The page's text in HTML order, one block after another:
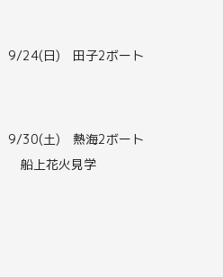
9/24(日) 田子2ボート
9/30(土) 熱海2ボート
船上花火見学